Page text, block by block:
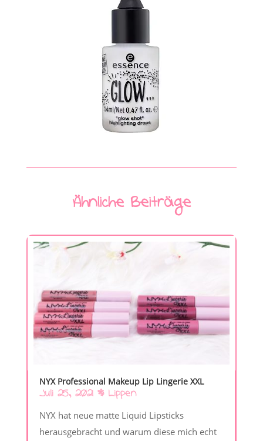
Ähnliche Beiträge
NYX Professional Makeup Lip Lingerie XXL
Juli 25, 2021| Lippen
NYX hat neue matte Liquid Lipsticks
herausgebracht und warum diese mich echt